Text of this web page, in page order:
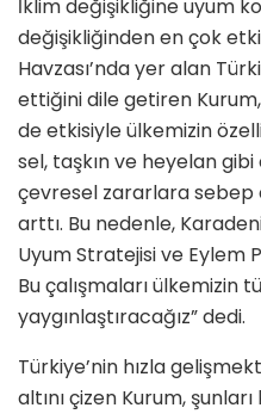
İklim değişikliğine uyum
değişikliğinden en çok
Havzası’nda yer alan
ettiğini dile getiren
de etkisiyle ülkemizin
sel, taşkın ve heyelan
çevresel zararlara sebep
arttı. Bu nedenle,
Uyum Stratejisi ve Eylem
Bu çalışmaları ülkemizin
yaygınlaştıracağız” dedi.
Türkiye’nin hızla
altını çizen Kurum,